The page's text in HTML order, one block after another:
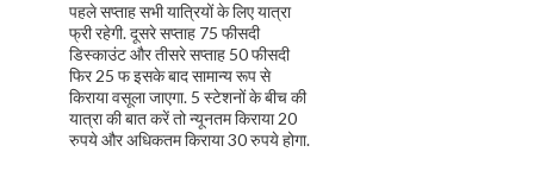
पहले सप्ताह सभी यात्रियों के लिए यात्रा
फ्री रहेगी. दूसरे सप्ताह 75 फीसदी
डिस्काउंट और तीसरे सप्ताह 50 फीसदी
फिर 25 फ इसके बाद सामान्य रूप से
किराया वसूला जाएगा. 5 स्टेशनों के बीच की
यात्रा की बात करें तो न्यूनतम किराया 20
रुपये और अधिकतम किराया 30 रुपये होगा.